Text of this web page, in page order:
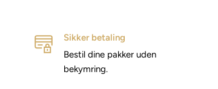
Sikker betaling
Bestil dine pakker uden
bekymring.